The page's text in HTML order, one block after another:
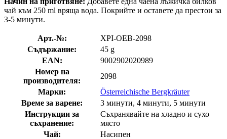
чай към 250 ml вряща вода. Покрийте и оставете да престои за
3-5 минути.
Арт.-№:
XPI-OEB-2098
Съдържание:
45 g
EAN:
9002902020989
Номер на
производителя:
2098
Марки:
Österreichische Bergkräuter
Време за варене:
3 минути, 4 минути, 5 минути
Инструкции за
съхранение:
Съхранявайте на хладно и сухо
място
Чай:
Насипен